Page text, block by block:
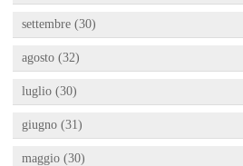
settembre (30)
agosto (32)
luglio (30)
giugno (31)
maggio (30)